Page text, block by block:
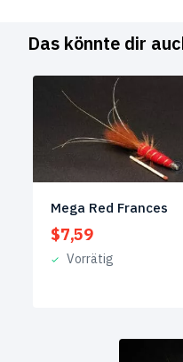
Das könnte dir
Mega Red Frances
$7,59
Vorrätig